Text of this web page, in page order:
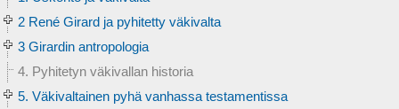
2 René Girard ja pyhitetty väkivalta
3 Girardin antropologia
4. Pyhitetyn väkivallan historia
5. Väkivaltainen pyhä vanhassa testamentissa